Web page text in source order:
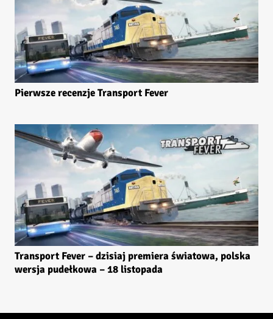
Pierwsze recenzje Transport Fever
Transport Fever – dzisiaj premiera światowa, polska
wersja pudełkowa – 18 listopada